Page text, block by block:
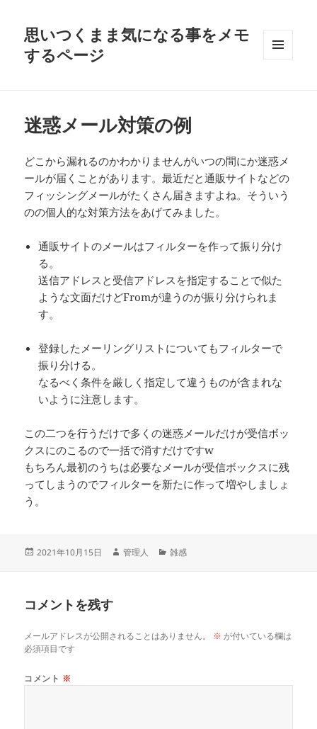
思いつくまま気になる事をメモ
するページ
迷惑メール対策の例
どこから漏れるのかわかりませんがいつの間にか迷惑メ
ールが届くことがあります。最近だと通販サイトなどの
フィッシングメールがたくさん届きますよね。そういう
のの個人的な対策方法をあげてみました。
通販サイトのメールはフィルターを作って振り分け
る。
送信アドレスと受信アドレスを指定することで似た
ような文面だけどFromが違うのが振り分けられま
す。
登録したメーリングリストについてもフィルターで
振り分ける。
なるべく条件を厳しく指定して違うものが含まれな
いように注意します。
この二つを行うだけで多くの迷惑メールだけが受信ボッ
クスにのこるので一括で消すだけですw
もちろん最初のうちは必要なメールが受信ボックスに残
ってしまうのでフィルターを新たに作って増やしましょ
う。
投
2021年10月15日
作
管理人
カ
雑感
コメントを残す
メールアドレスが公開されることはありません。 ※ が付いている欄は
必須項目です
コメント ※